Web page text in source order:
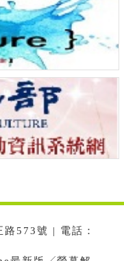
573號 | 電話：